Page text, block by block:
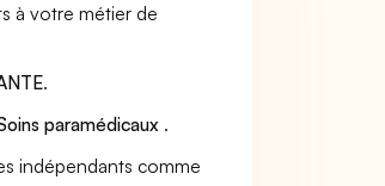
à votre métier de
.
paramédicaux .
indépendants comme